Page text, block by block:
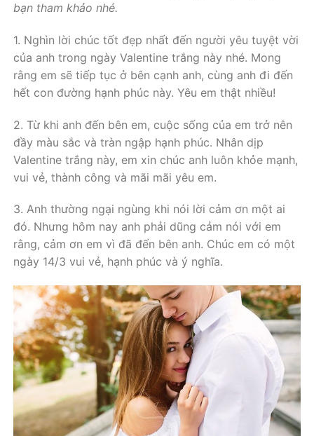
bạn tham khảo nhé.
1. Nghìn lời chúc tốt đẹp nhất đến người yêu tuyệt vời
của anh trong ngày Valentine trắng này nhé. Mong
rằng em sẽ tiếp tục ở bên cạnh anh, cùng anh đi đến
hết con đường hạnh phúc này. Yêu em thật nhiều!
2. Từ khi anh đến bên em, cuộc sống của em trở nên
đầy màu sắc và tràn ngập hạnh phúc. Nhân dịp
Valentine trắng này, em xin chúc anh luôn khỏe mạnh,
vui vẻ, thành công và mãi mãi yêu em.
3. Anh thường ngại ngùng khi nói lời cảm ơn một ai
đó. Nhưng hôm nay anh phải dũng cảm nói với em
rằng, cảm ơn em vì đã đến bên anh. Chúc em có một
ngày 14/3 vui vẻ, hạnh phúc và ý nghĩa.